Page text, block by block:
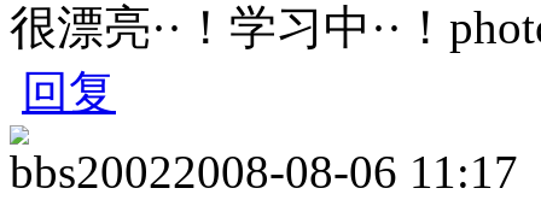
很漂亮··！学习中··！
回复
bbs20022008-08-06 11:17